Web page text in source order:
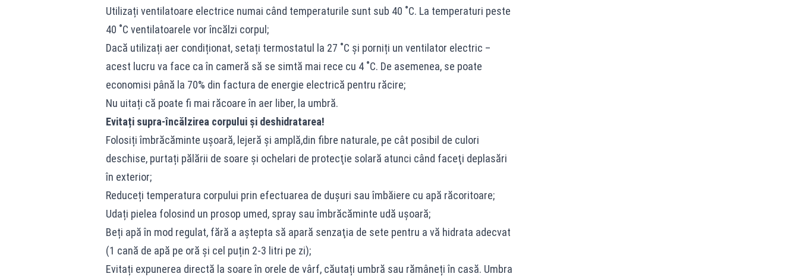
Utilizați ventilatoare electrice numai când temperaturile sunt sub 40 ˚C. La temperaturi peste
40 ˚C ventilatoarele vor încălzi corpul;
Dacă utilizați aer condiționat, setați termostatul la 27 ˚C și porniți un ventilator electric –
acest lucru va face ca în cameră să se simtă mai rece cu 4 ˚C. De asemenea, se poate
economisi până la 70% din factura de energie electrică pentru răcire;
Nu uitați că poate fi mai răcoare în aer liber, la umbră.
Evitați supra-încălzirea corpului și deshidratarea!
Folosiți îmbrăcăminte ușoară, lejeră și amplă,din fibre naturale, pe cât posibil de culori
deschise, purtați pălării de soare și ochelari de protecţie solară atunci când faceţi deplasări
în exterior;
Reduceți temperatura corpului prin efectuarea de duşuri sau îmbăiere cu apă răcoritoare;
Udați pielea folosind un prosop umed, spray sau îmbrăcăminte udă ușoară;
Beți apă în mod regulat, fără a aştepta să apară senzaţia de sete pentru a vă hidrata adecvat
(1 cană de apă pe oră și cel puțin 2-3 litri pe zi);
Evitați expunerea directă la soare în orele de vârf, căutați umbră sau rămâneți în casă. Umbra